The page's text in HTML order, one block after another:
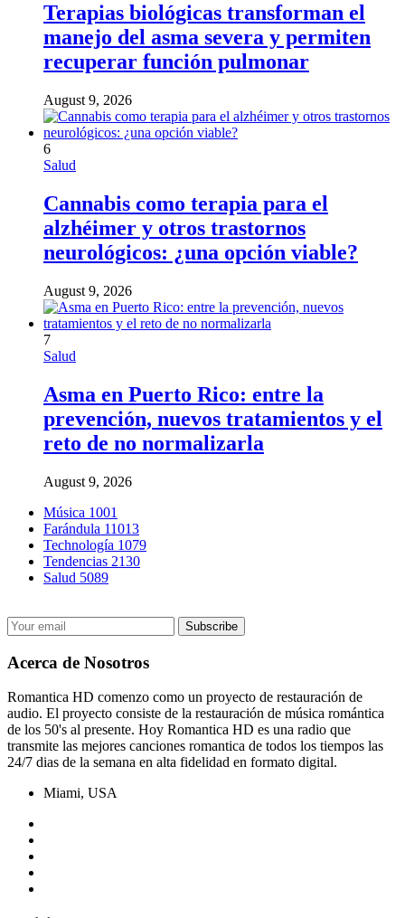
Terapias biológicas transforman el
manejo del asma severa y permiten
recuperar función pulmonar
August 9, 2026
6
Salud
Cannabis como terapia para el
alzhéimer y otros trastornos
neurológicos: ¿una opción viable?
August 9, 2026
7
Salud
Asma en Puerto Rico: entre la
prevención, nuevos tratamientos y el
reto de no normalizarla
August 9, 2026
Música 1001
Farándula 11013
Technología 1079
Tendencias 2130
Salud 5089
Acerca de Nosotros
Romantica HD comenzo como un proyecto de restauración de
audio. El proyecto consiste de la restauración de música romántica
de los 50's al presente. Hoy Romantica HD es una radio que
transmite las mejores canciones romantica de todos los tiempos las
24/7 dias de la semana en alta fidelidad en formato digital.
Miami, USA